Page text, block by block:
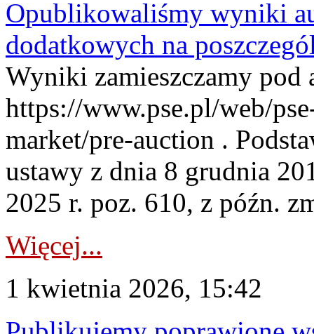
Opublikowaliśmy wyniki
dodatkowych na
Wyniki zamieszczamy pod
https://www.pse.pl/web/
market/pre-auction .
ustawy z dnia 8 grudnia
2025 r. poz. 610, z późn.
Więcej...
1 kwietnia 2026, 15:42